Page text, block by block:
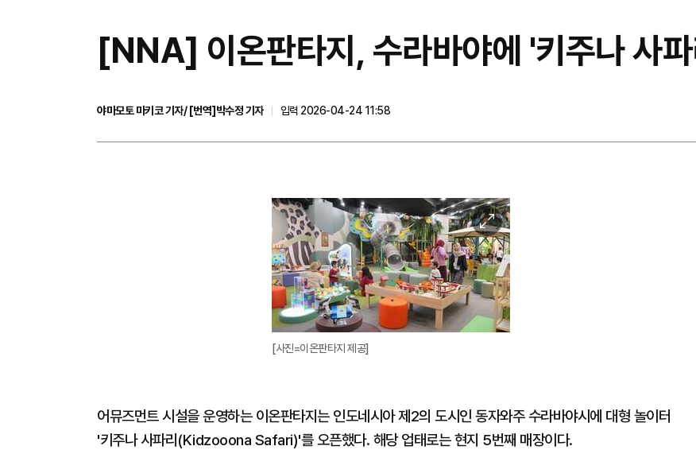
[NNA] 이온판타지, 수라바야에 '키주나 사
야마모토 마키코 기자/ [번역]박수정 기자
입력 2026-04-24 11:58
이
미
지
확
대
[사진=이온판타지 제공]
어뮤즈먼트 시설을 운영하는 이온판타지는 인도네시아 제2의 도시인 동자와주 수라바야시에 대형 놀이터
'키주나 사파리(Kidzooona Safari)'를 오픈했다. 해당 업태로는 현지 5번째 매장이다.